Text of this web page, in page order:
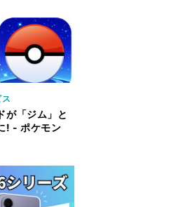
が「ジム」と
! - ポケモン